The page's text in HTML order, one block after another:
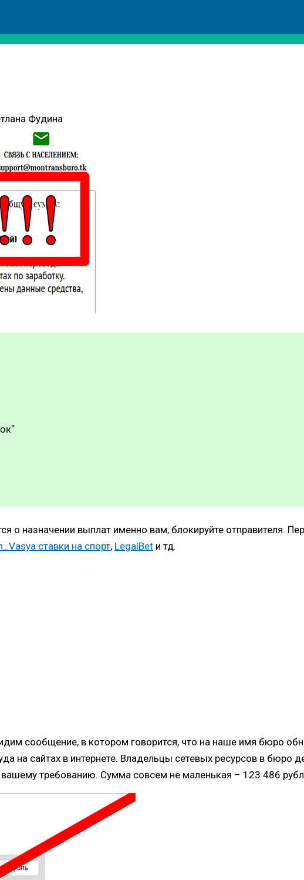
Фудина
о назначении выплат именно вам, блокируйте отправителя.
ставки на спорт, LegalBet и тд.
сообщение, в котором говорится, что на наше имя бюро
на сайтах в интернете. Владельцы сетевых ресурсов в бюро
требованию. Сумма совсем не маленькая – 123 486